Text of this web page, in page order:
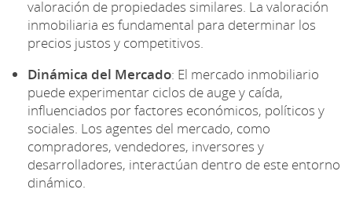
valoración de propiedades similares. La valoración
inmobiliaria es fundamental para determinar los
precios justos y competitivos.
Dinámica del Mercado: El mercado inmobiliario
puede experimentar ciclos de auge y caída,
influenciados por factores económicos, políticos y
sociales. Los agentes del mercado, como
compradores, vendedores, inversores y
desarrolladores, interactúan dentro de este entorno
dinámico.